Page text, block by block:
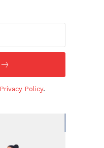
Privacy Policy.